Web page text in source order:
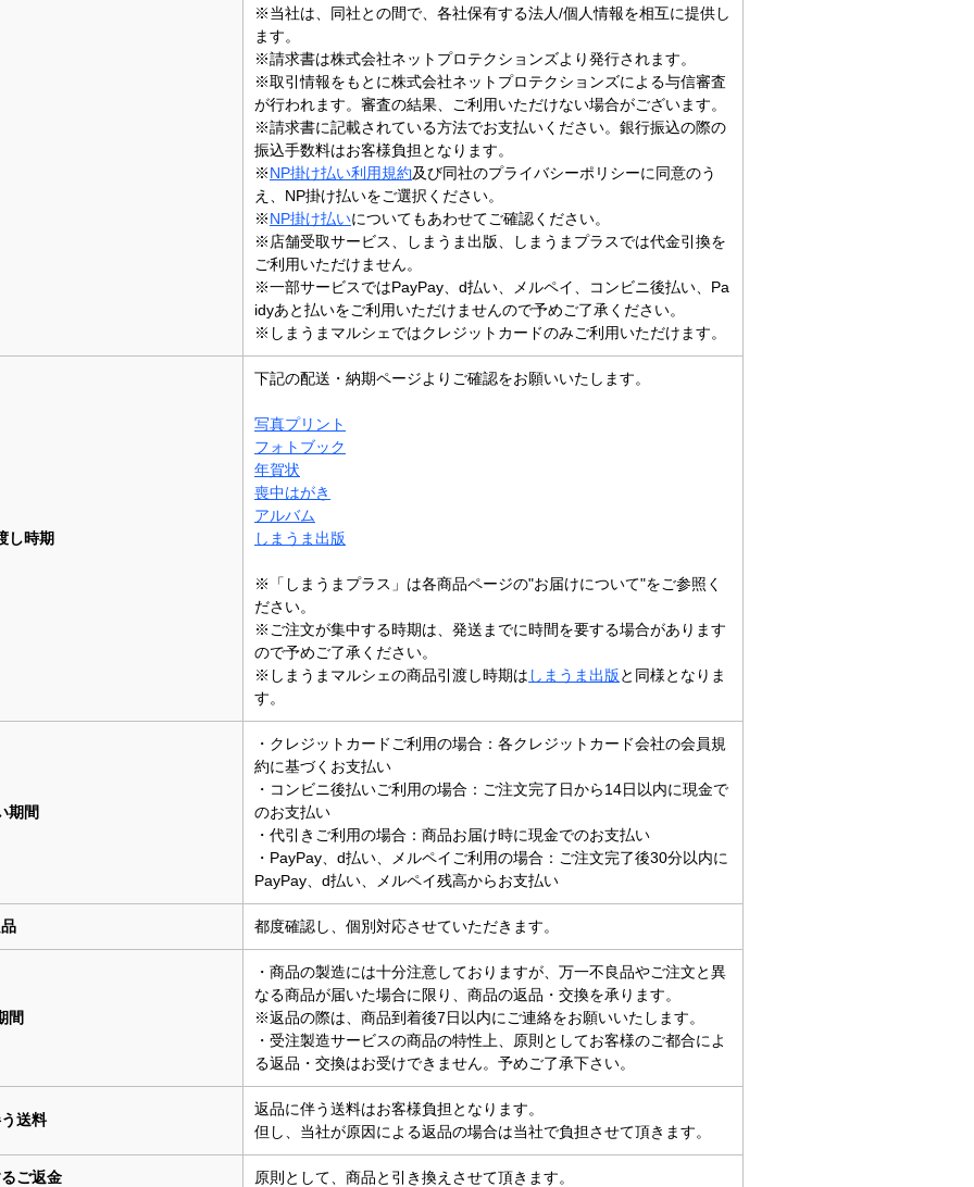
※当社は、同社との間で、各社保有する法人/個人情報を相互に提供し
ます。
※請求書は株式会社ネットプロテクションズより発行されます。
※取引情報をもとに株式会社ネットプロテクションズによる与信審査
が行われます。審査の結果、ご利用いただけない場合がございます。
※請求書に記載されている方法でお支払いください。銀行振込の際の
振込手数料はお客様負担となります。
※NP掛け払い利用規約及び同社のプライバシーポリシーに同意のう
え、NP掛け払いをご選択ください。
※NP掛け払いについてもあわせてご確認ください。
※店舗受取サービス、しまうま出版、しまうまプラスでは代金引換を
ご利用いただけません。
※一部サービスではPayPay、d払い、メルペイ、コンビニ後払い、Pa
idyあと払いをご利用いただけませんので予めご了承ください。
※しまうまマルシェではクレジットカードのみご利用いただけます。
し時期
下記の配送・納期ページよりご確認をお願いいたします。
写真プリント
フォトブック
年賀状
喪中はがき
アルバム
しまうま出版
※「しまうまプラス」は各商品ページの"お届けについて"をご参照く
ださい。
※ご注文が集中する時期は、発送までに時間を要する場合があります
ので予めご了承ください。
※しまうまマルシェの商品引渡し時期は しまうま出版と同様となりま
す。
期間
・クレジットカードご利用の場合：各クレジットカード会社の会員規
約に基づくお支払い
・コンビニ後払いご利用の場合：ご注文完了日から14日以内に現金で
のお支払い
・代引きご利用の場合：商品お届け時に現金でのお支払い
・PayPay、d払い、メルペイご利用の場合：ご注文完了後30分以内に
PayPay、d払い、メルペイ残高からお支払い
都度確認し、個別対応させていただきます。
間
・商品の製造には十分注意しておりますが、万一不良品やご注文と異
なる商品が届いた場合に限り、商品の返品・交換を承ります。
※返品の際は、商品到着後7日以内にご連絡をお願いいたします。
・受注製造サービスの商品の特性上、原則としてお客様のご都合によ
る返品・交換はお受けできません。予めご了承下さい。
送料
返品に伴う送料はお客様負担となります。
但し、当社が原因による返品の場合は当社で負担させて頂きます。
ご返金 原則として、商品と引き換えさせて頂きます。